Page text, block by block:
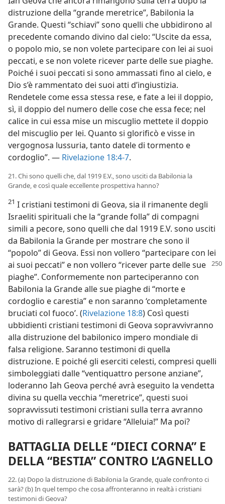
distruzione della “grande meretrice”, Babilonia la
Grande. Questi “schiavi” sono quelli che ubbidirono al
precedente comando divino dal cielo: “Uscite da essa,
o popolo mio, se non volete partecipare con lei ai suoi
peccati, e se non volete ricever parte delle sue piaghe.
Poiché i suoi peccati si sono ammassati fino al cielo, e
Dio s’è rammentato dei suoi atti d’ingiustizia.
Rendetele come essa stessa rese, e fate a lei il doppio,
sì, il doppio del numero delle cose che essa fece; nel
calice in cui essa mise un miscuglio mettete il doppio
del miscuglio per lei. Quanto si glorificò e visse in
vergognosa lussuria, tanto datele di tormento e
cordoglio”. — Rivelazione 18:4-7.
21. Chi sono quelli che, dal 1919 E.V., sono usciti da Babilonia la
Grande, e così quale eccellente prospettiva hanno?
21 I cristiani testimoni di Geova, sia il rimanente degli
Israeliti spirituali che la “grande folla” di compagni
simili a pecore, sono quelli che dal 1919 E.V. sono usciti
da Babilonia la Grande per mostrare che sono il
“popolo” di Geova. Essi non vollero “partecipare con lei
ai suoi peccati” e non vollero “ricever parte delle sue
piaghe”. Conformemente non parteciperanno con
Babilonia la Grande alle sue piaghe di “morte e
cordoglio e carestia” e non saranno ‘completamente
bruciati col fuoco’. (Rivelazione 18:8) Così questi
ubbidienti cristiani testimoni di Geova sopravvivranno
alla distruzione del babilonico impero mondiale di
falsa religione. Saranno testimoni di quella
distruzione. E poiché gli eserciti celesti, compresi quelli
simboleggiati dalle “ventiquattro persone anziane”,
loderanno Iah Geova perché avrà eseguito la vendetta
divina su quella vecchia “meretrice”, questi suoi
sopravvissuti testimoni cristiani sulla terra avranno
motivo di rallegrarsi e gridare “Alleluia!” Ma poi?
BATTAGLIA DELLE “DIECI CORNA” E
DELLA “BESTIA” CONTRO L’AGNELLO
22. (a) Dopo la distruzione di Babilonia la Grande, quale confronto ci
sarà? (b) In quel tempo che cosa affronteranno in realtà i cristiani
testimoni di Geova?